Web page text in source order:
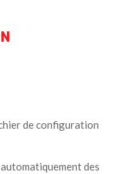
de configuration
des